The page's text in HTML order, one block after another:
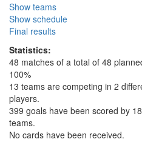
Show teams
Show schedule
Final results
Statistics:
48 matches of a total of 48
100%
13 teams are competing in 2
players.
399 goals have been scored by
teams.
No cards have been received.